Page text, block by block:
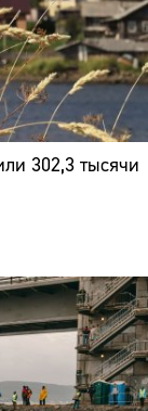
302,3 тысячи